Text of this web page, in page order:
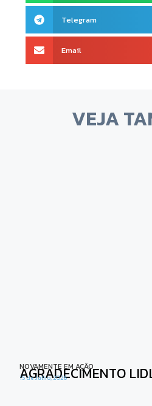
Telegram
Email
VEJA
NOVAMENTE EM AÇÃO
AGRADECIMENTO
15 de Julho, 2026